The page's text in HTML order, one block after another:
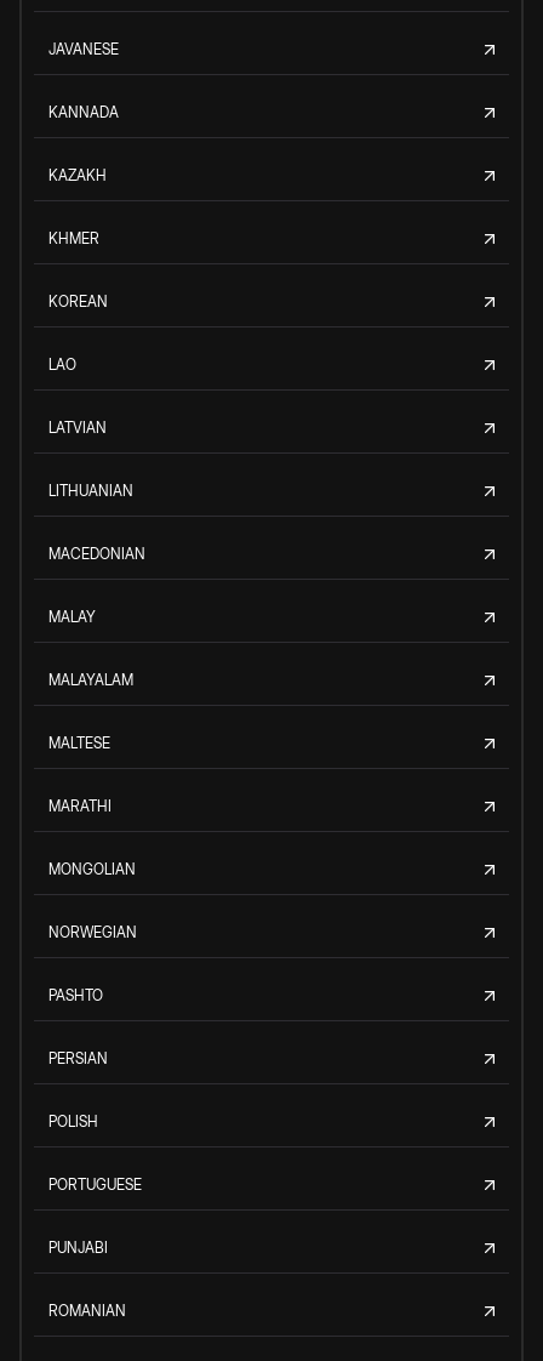
JAVANESE
KANNADA
KAZAKH
KHMER
KOREAN
LAO
LATVIAN
LITHUANIAN
MACEDONIAN
MALAY
MALAYALAM
MALTESE
MARATHI
MONGOLIAN
NORWEGIAN
PASHTO
PERSIAN
POLISH
PORTUGUESE
PUNJABI
ROMANIAN